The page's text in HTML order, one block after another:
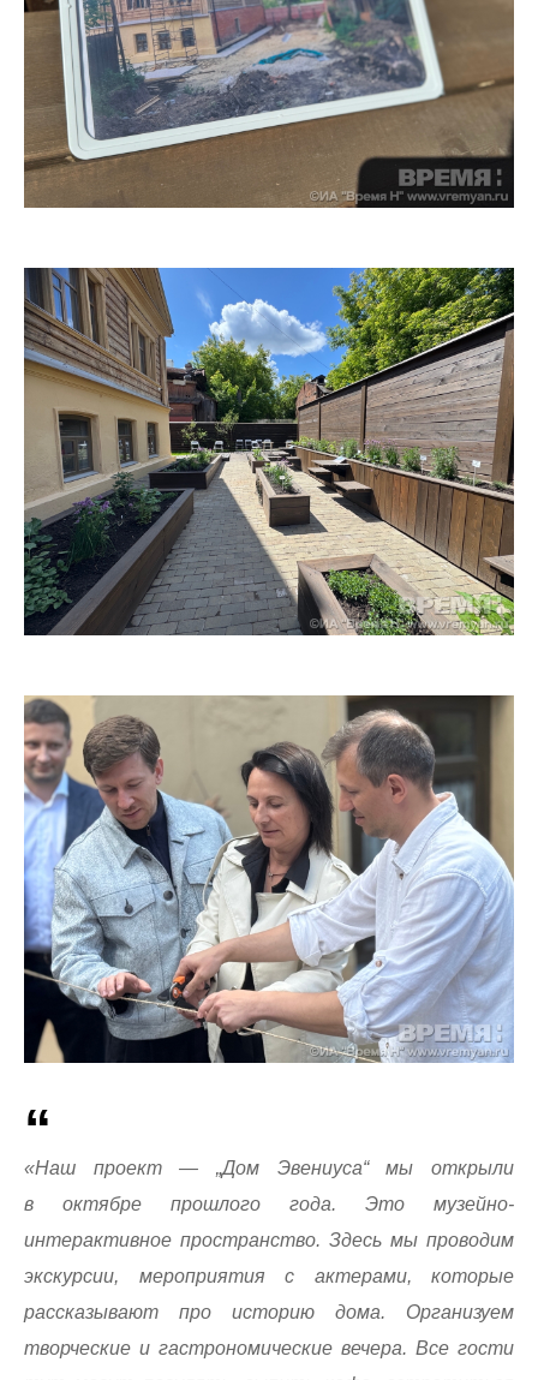
«Наш проект — „Дом Эвениуса“ мы открыли
в октябре прошлого года. Это музейно-
интерактивное пространство. Здесь мы проводим
экскурсии, мероприятия с актерами, которые
рассказывают про историю дома. Организуем
творческие и гастрономические вечера. Все гости